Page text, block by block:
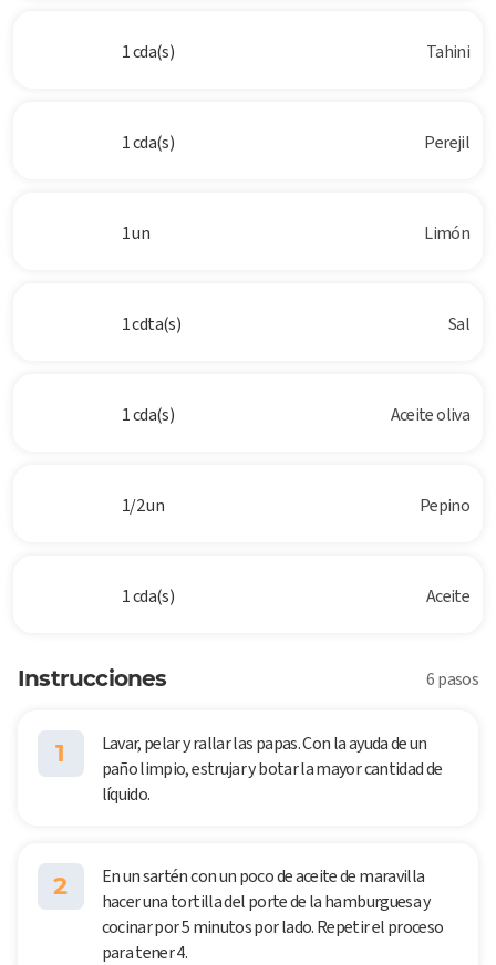
1 cda(s) Tahini
1 cda(s) Perejil
1 un Limón
1 cdta(s) Sal
1 cda(s) Aceite oliva
1/2 un Pepino
1 cda(s) Aceite
Instrucciones 6 pasos
1
Lavar, pelar y rallar las papas. Con la ayuda de un
paño limpio, estrujar y botar la mayor cantidad de
líquido.
2
En un sartén con un poco de aceite de maravilla
hacer una tortilla del porte de la hamburguesa y
cocinar por 5 minutos por lado. Repetir el proceso
para tener 4.